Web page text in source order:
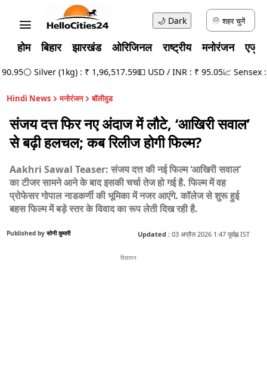
🌙 Dark शहर चुनें
होम बिहार झारखंड ओरिजिनल राष्ट्रीय मनोरंजन
⚪ Silver (1kg) : ₹ 1,96,517.59💵 USD / INR : ₹ 95.05📈 Sensex :
Hindi News मनोरंजन बॉलीवुड
संजय दत्त फिर नए अंदाज में लौटे, ‘आखिरी सवाल’
से बढ़ी हलचल; कब रिलीज होगी फिल्म?
Aakhri Sawal Teaser: संजय दत्त की नई फिल्म ‘आखिरी सवाल’
का टीजर सामने आने के बाद इसकी चर्चा तेज हो गई है. फिल्म में वह
प्रोफेसर गोपाल नाडकर्णी की भूमिका में नजर आएंगे. कॉलेज से शुरू हुई
बहस फिल्म में बड़े स्तर के विवाद का रूप लेती दिख रही है.
Published by सोनी कुमारी Updated : 03 अप्रैल 2026 1:47 पूर्वाह्न IST
विज्ञापन